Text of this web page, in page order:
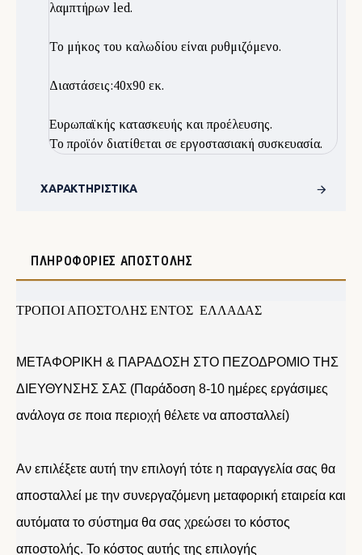
λαμπτήρων led.
Το μήκος του καλωδίου είναι ρυθμιζόμενο.
Διαστάσεις:40x90 εκ.
Ευρωπαϊκής κατασκευής και προέλευσης.
Το προϊόν διατίθεται σε εργοστασιακή συσκευασία.
ΧΑΡΑΚΤΗΡΙΣΤΙΚΆ
ΠΛΗΡΟΦΟΡΊΕΣ ΑΠΟΣΤΟΛΉΣ
ΤΡΟΠΟΙ ΑΠΟΣΤΟΛΗΣ ΕΝΤΟΣ ΕΛΛΑΔΑΣ
ΜΕΤΑΦΟΡΙΚΗ & ΠΑΡΑΔΟΣΗ ΣΤΟ ΠΕΖΟΔΡΟΜΙΟ ΤΗΣ
ΔΙΕΥΘΥΝΣΗΣ ΣΑΣ (Παράδοση 8-10 ημέρες εργάσιμες
ανάλογα σε ποια περιοχή θέλετε να αποσταλλεί)
Αν επιλέξετε αυτή την επιλογή τότε η παραγγελία σας θα
αποσταλλεί με την συνεργαζόμενη μεταφορική εταιρεία και
αυτόματα το σύστημα θα σας χρεώσει το κόστος
αποστολής. Το κόστος αυτής της επιλογής